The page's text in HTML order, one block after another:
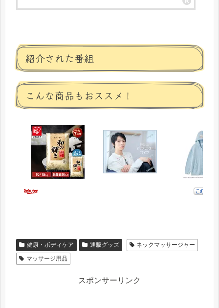
紹介された番組
こんな商品もおススメ！
健康・ボディケア 通販グッズ
ネックマッサージャー
マッサージ用品
スポンサーリンク